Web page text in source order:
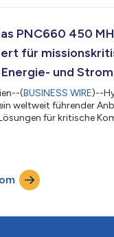
und hilft
hinaus
und besse...
PNC660 450
für
und
(BUSINESS WIRE)--
weltweit führender
für kritische
Breitband-Sprach-,
zuverlässige